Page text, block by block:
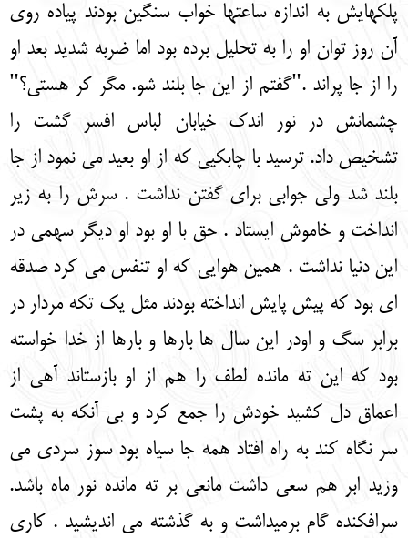
پلکهایش به اندازه ساعتها خواب سنگین بودند پیاده روی
آن روز توان او را به تحلیل برده بود اما ضربه شدید بعد او
را از جا پراند ."گفتم از این جا بلند شو. مگر کر هستی؟"
چشمانش در نور اندک خیابان لباس افسر گشت را
تشخیص داد. ترسید با چابکیی که از او بعید می نمود از جا
بلند شد ولی جوابی برای گفتن نداشت . سرش را به زیر
انداخت و خاموش ایستاد . حق با او بود او دیگر سهمی در
این دنیا نداشت . همین هوایی که او تنفس می کرد صدقه
ای بود که پیش پایش انداخته بودند مثل یک تکه مردار در
برابر سگ و اودر این سال ها بارها و بارها از خدا خواسته
بود که این ته مانده لطف را هم از او بازستاند آهی از
اعماق دل کشید خودش را جمع کرد و بی آنکه به پشت
سر نگاه کند به راه افتاد همه جا سیاه بود سوز سردی می
وزید ابر هم سعی داشت مانعی بر ته مانده نور ماه باشد.
سرافکنده گام برمیداشت و به گذشته می اندیشید . کاری